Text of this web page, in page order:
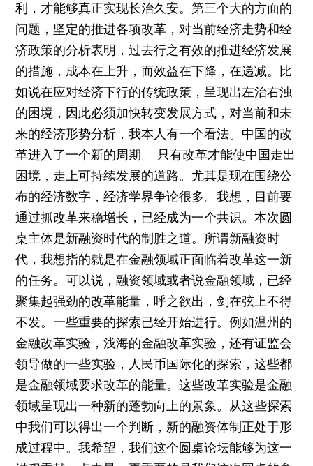
利，才能够真正实现长治久安。第三个大的方面的
问题，坚定的推进各项改革，对当前经济走势和经
济政策的分析表明，过去行之有效的推进经济发展
的措施，成本在上升，而效益在下降，在递减。比
如说在应对经济下行的传统政策，呈现出左治右浊
的困境，因此必须加快转变发展方式，对当前和未
来的经济形势分析，我本人有一个看法。中国的改
革进入了一个新的周期。 只有改革才能使中国走出
困境，走上可持续发展的道路。尤其是现在围绕公
布的经济数字，经济学界争论很多。我想，目前要
通过抓改革来稳增长，已经成为一个共识。本次圆
桌主体是新融资时代的制胜之道。所谓新融资时
代，我想指的就是在金融领域正面临着改革这一新
的任务。可以说，融资领域或者说金融领域，已经
聚集起强劲的改革能量，呼之欲出，剑在弦上不得
不发。一些重要的探索已经开始进行。例如温州的
金融改革实验，浅海的金融改革实验，还有证监会
领导做的一些实验，人民币国际化的探索，这些都
是金融领域要求改革的能量。这些改革实验是金融
领域呈现出一种新的蓬勃向上的景象。从这些探索
中我们可以得出一个判断，新的融资体制正处于形
成过程中。我希望，我们这个圆桌论坛能够为这一